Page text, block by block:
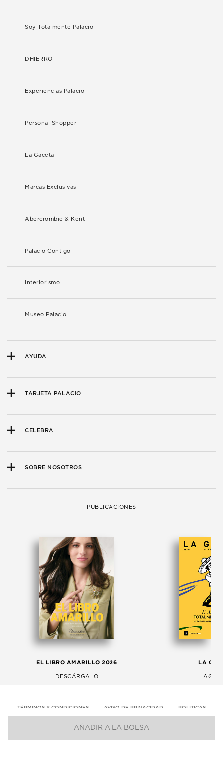
AÑADIR A LA BOLSA
Soy Totalmente Palacio
DHIERRO
Experiencias Palacio
Personal Shopper
La Gaceta
Marcas Exclusivas
Abercrombie & Kent
Palacio Contigo
Interiorismo
Museo Palacio
AYUDA
TARJETA PALACIO
CELEBRA
SOBRE NOSOTROS
PUBLICACIONES
EL LIBRO AMARILLO 2026
DESCÁRGALO
LA
TÉRMINOS Y CONDICIONES AVISO DE PRIVACIDAD POLITICAS